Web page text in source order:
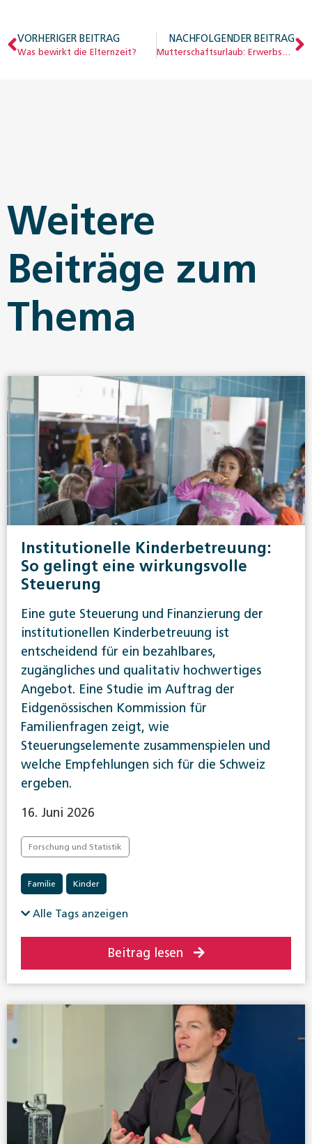
VORHERIGER BEITRAG
Was bewirkt die Elternzeit?
NACHFOLGENDER BEITRAG
Mutterschaftsurlaub: Erwerbsunterbrüche vor der Geburt
Weitere
Beiträge zum
Thema
Institutionelle Kinderbetreuung:
So gelingt eine wirkungsvolle
Steuerung
Eine gute Steuerung und Finanzierung der
institutionellen Kinderbetreuung ist
entscheidend für ein bezahlbares,
zugängliches und qualitativ hochwertiges
Angebot. Eine Studie im Auftrag der
Eidgenössischen Kommission für
Familienfragen zeigt, wie
Steuerungselemente zusammenspielen und
welche Empfehlungen sich für die Schweiz
ergeben.
16. Juni 2026
Forschung und Statistik
Familie Kinder
Alle Tags anzeigen
Beitrag lesen